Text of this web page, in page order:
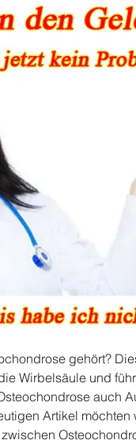
gehört?
Wirbelsäule und
auch
Artikel möchten